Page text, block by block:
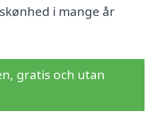
i mange år
gratis och utan